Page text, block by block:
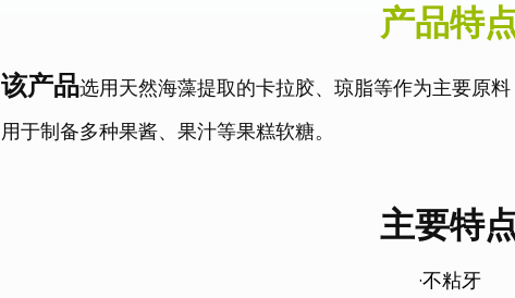
产品特
该产品选用天然海藻提取的卡拉胶、琼脂等作为主要原
用于制备多种果酱、果汁等果糕软糖。
主要特
·不粘牙